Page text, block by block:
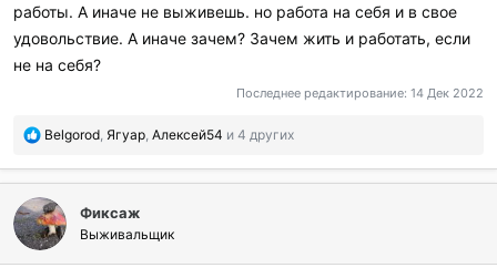
работы. А иначе не выживешь. но работа на себя и в свое
удовольствие. А иначе зачем? Зачем жить и работать, если
не на себя?
Последнее редактирование: 14 Дек 2022
П
б
л
а
г
о
Belgorod, Ягуар, Алексей54 и 4 других
Фиксаж
Выживальщик